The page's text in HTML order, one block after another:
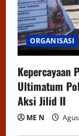
ORGANISASI
Kepercayaan
Ultimatum
Aksi Jilid II
ME N